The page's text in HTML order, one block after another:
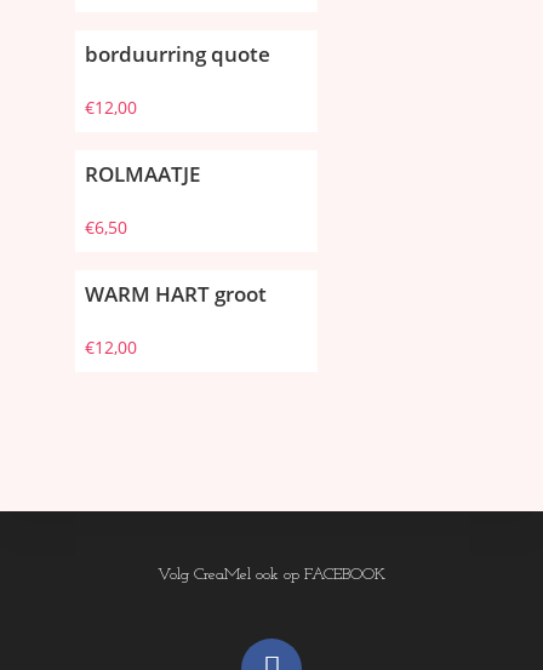
borduurring quote
€12,00
ROLMAATJE
€6,50
WARM HART groot
€12,00
Volg CreaMel ook op FACEBOOK